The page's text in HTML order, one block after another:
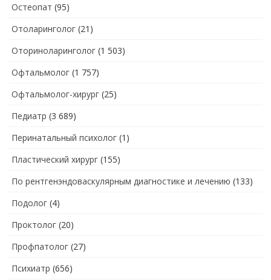
Остеопат (95)
Отоларинголог (21)
Оториноларинголог (1 503)
Офтальмолог (1 757)
Офтальмолог-хирург (25)
Педиатр (3 689)
Перинатальный психолог (1)
Пластический хирург (155)
По рентгенэндоваскулярным диагностике и лечению (133)
Подолог (4)
Проктолог (20)
Профпатолог (27)
Психиатр (656)